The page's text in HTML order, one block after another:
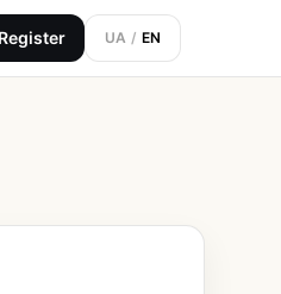
Register UA / EN